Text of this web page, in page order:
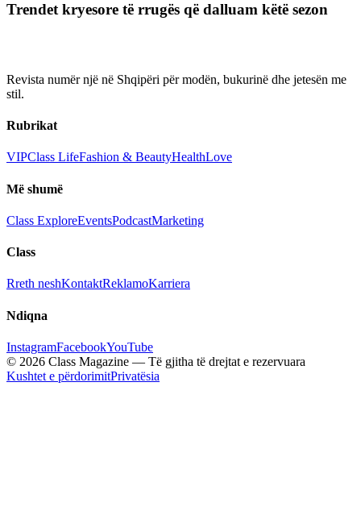
Trendet kryesore të rrugës që dalluam këtë sezon
Revista numër një në Shqipëri për modën, bukurinë dhe jetesën me
stil.
Rubrikat
VIPClass LifeFashion & BeautyHealthLove
Më shumë
Class ExploreEventsPodcastMarketing
Class
Rreth neshKontaktReklamoKarriera
Ndiqna
InstagramFacebookYouTube
© 2026 Class Magazine — Të gjitha të drejtat e rezervuara
Kushtet e përdorimitPrivatësia